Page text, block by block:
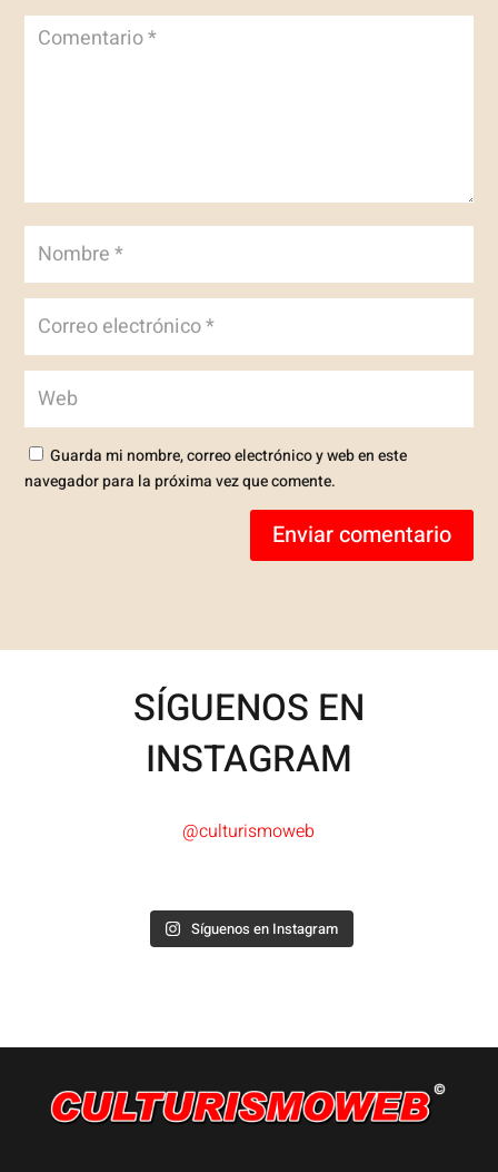
Guarda mi nombre, correo electrónico y web en este
navegador para la próxima vez que comente.
Enviar comentario
SÍGUENOS EN
INSTAGRAM
@culturismoweb
Síguenos en Instagram